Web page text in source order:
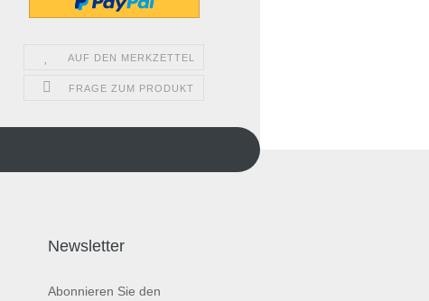
AUF DEN MERKZETTEL
FRAGE ZUM PRODUKT
Newsletter
Abonnieren Sie den